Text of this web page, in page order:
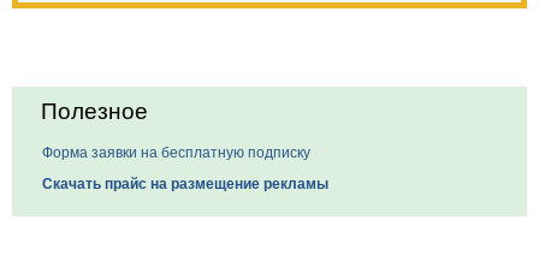
Полезное
Форма заявки на бесплатную подписку
Скачать прайс на размещение рекламы